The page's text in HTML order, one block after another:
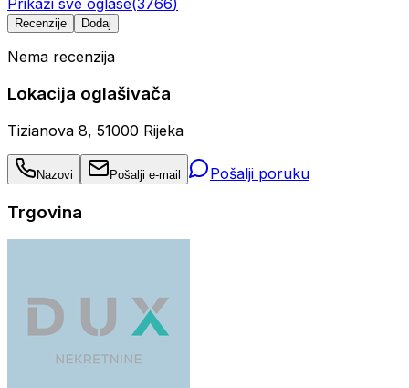
Prikaži sve oglase(3766)
Recenzije Dodaj
Nema recenzija
Lokacija oglašivača
Tizianova 8, 51000 Rijeka
Nazovi Pošalji e-mail Pošalji poruku
Trgovina